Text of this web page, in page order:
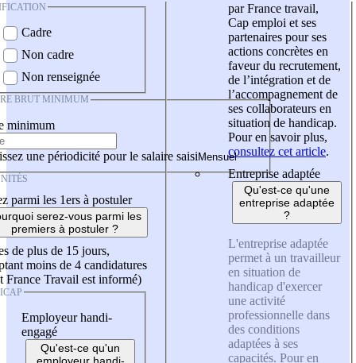
Cadre
Non cadre
Non renseignée
BRUT MINIMUM
minimum
une périodicité pour le salaire saisi
parmi les 1ers à postuler
serez-vous parmi les
premiers à postuler ?
de plus de 15 jours,
moins de 4 candidatures
France Travail est informé)
Employeur handi-
engagé
Qu'est-ce qu'un
par France travail,
Cap emploi et ses
partenaires pour ses
actions concrètes en
faveur du recrutement,
de l’intégration et de
l’accompagnement de
ses collaborateurs en
situation de handicap.
Pour en savoir plus,
consultez cet article.
Entreprise adaptée
Qu'est-ce qu'une
entreprise adaptée
?
L'entreprise adaptée
permet à un travailleur
en situation de
handicap d'exercer
une activité
professionnelle dans
des conditions
adaptées à ses
capacités. Pour en